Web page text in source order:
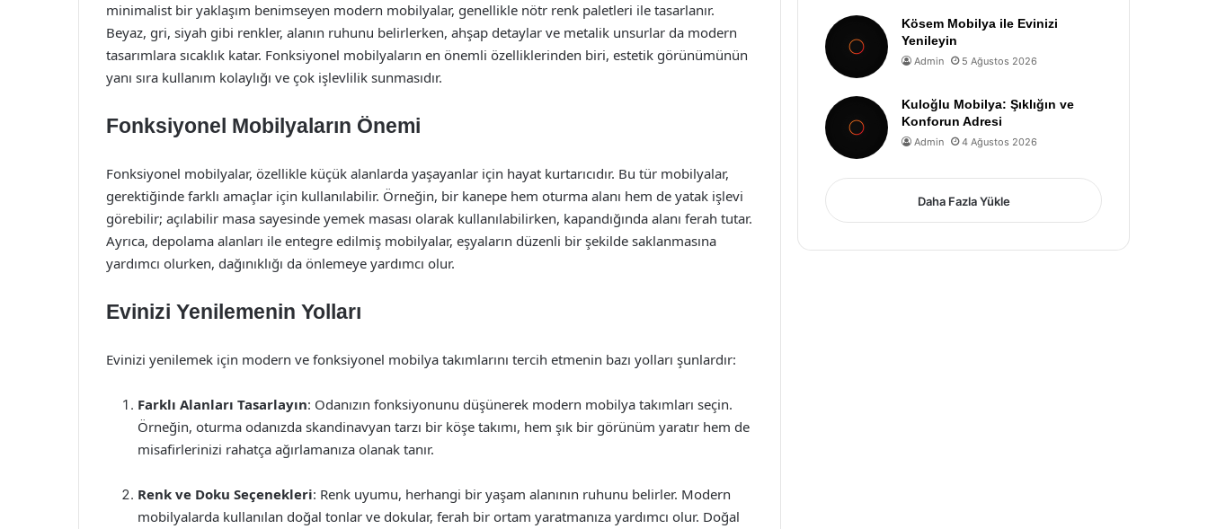
minimalist bir yaklaşım benimseyen modern mobilyalar, genellikle nötr renk paletleri ile tasarlanır.
Beyaz, gri, siyah gibi renkler, alanın ruhunu belirlerken, ahşap detaylar ve metalik unsurlar da modern
tasarımlara sıcaklık katar. Fonksiyonel mobilyaların en önemli özelliklerinden biri, estetik görünümünün
yanı sıra kullanım kolaylığı ve çok işlevlilik sunmasıdır.
Fonksiyonel Mobilyaların Önemi
Fonksiyonel mobilyalar, özellikle küçük alanlarda yaşayanlar için hayat kurtarıcıdır. Bu tür mobilyalar,
gerektiğinde farklı amaçlar için kullanılabilir. Örneğin, bir kanepe hem oturma alanı hem de yatak işlevi
görebilir; açılabilir masa sayesinde yemek masası olarak kullanılabilirken, kapandığında alanı ferah tutar.
Ayrıca, depolama alanları ile entegre edilmiş mobilyalar, eşyaların düzenli bir şekilde saklanmasına
yardımcı olurken, dağınıklığı da önlemeye yardımcı olur.
Evinizi Yenilemenin Yolları
Evinizi yenilemek için modern ve fonksiyonel mobilya takımlarını tercih etmenin bazı yolları şunlardır:
Farklı Alanları Tasarlayın: Odanızın fonksiyonunu düşünerek modern mobilya takımları seçin.
Örneğin, oturma odanızda skandinavyan tarzı bir köşe takımı, hem şık bir görünüm yaratır hem de
misafirlerinizi rahatça ağırlamanıza olanak tanır.
Renk ve Doku Seçenekleri: Renk uyumu, herhangi bir yaşam alanının ruhunu belirler. Modern
mobilyalarda kullanılan doğal tonlar ve dokular, ferah bir ortam yaratmanıza yardımcı olur. Doğal
Kösem Mobilya ile Evinizi
Yenileyin
Admin 5 Ağustos 2026
Kuloğlu Mobilya: Şıklığın ve
Konforun Adresi
Admin 4 Ağustos 2026
Daha Fazla Yükle